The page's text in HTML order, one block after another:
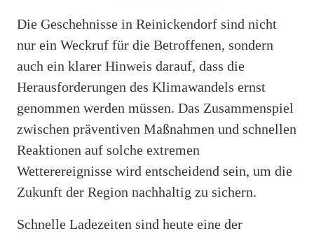
Die Geschehnisse in Reinickendorf sind nicht
nur ein Weckruf für die Betroffenen, sondern
auch ein klarer Hinweis darauf, dass die
Herausforderungen des Klimawandels ernst
genommen werden müssen. Das Zusammenspiel
zwischen präventiven Maßnahmen und schnellen
Reaktionen auf solche extremen
Wetterereignisse wird entscheidend sein, um die
Zukunft der Region nachhaltig zu sichern.
Schnelle Ladezeiten sind heute eine der